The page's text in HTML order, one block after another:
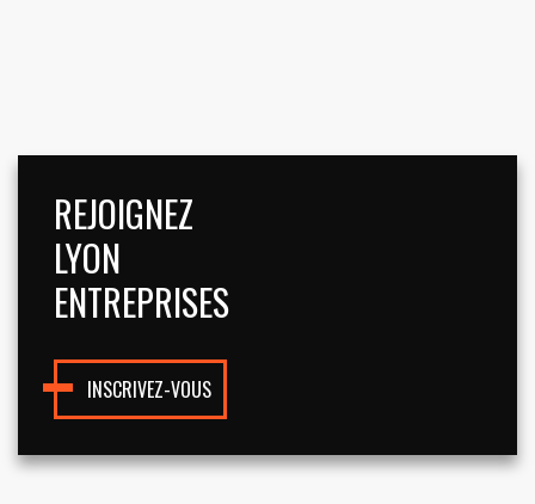
REJOIGNEZ
LYON
ENTREPRISES
INSCRIVEZ-VOUS